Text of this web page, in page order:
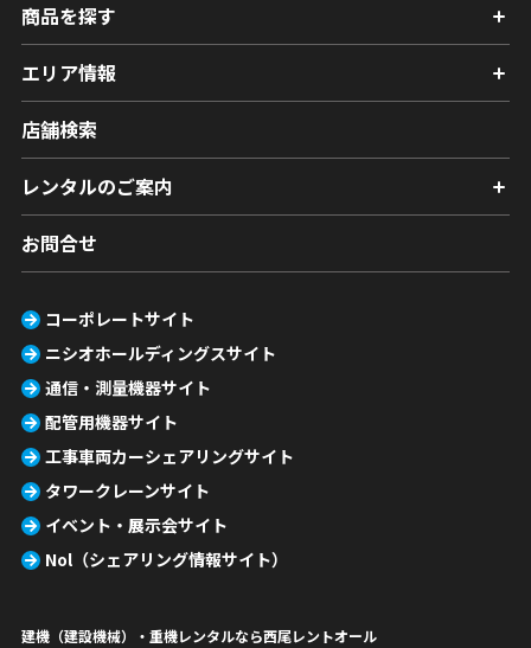
商品を探す
エリア情報
店舗検索
レンタルのご案内
お問合せ
コーポレートサイト
ニシオホールディングスサイト
通信・測量機器サイト
配管用機器サイト
工事車両カーシェアリングサイト
タワークレーンサイト
イベント・展示会サイト
Nol（シェアリング情報サイト）
建機（建設機械）・重機レンタルなら西尾レントオール